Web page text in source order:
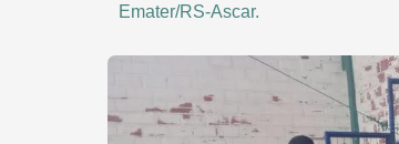
Emater/RS-Ascar.